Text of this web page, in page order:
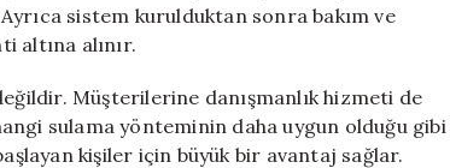
sistem kurulduktan sonra bakım ve
altına alınır.
Müşterilerine danışmanlık hizmeti de
sulama yönteminin daha uygun olduğu gibi
kişiler için büyük bir avantaj sağlar.